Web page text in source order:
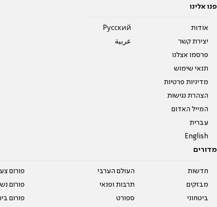
פנו אלינו
אודות
יצירת קשר
פרסמו אצלנו
תנאי שימוש
מדיניות פרטיות
הצהרת נגישות
המייל האדום
עברית
English
Pусский
عربية
מדורים
חדשות
מבזקים
ביטחוני
העולם הערבי
תרבות ופנאי
ספורט
פורום
פורום
פורום